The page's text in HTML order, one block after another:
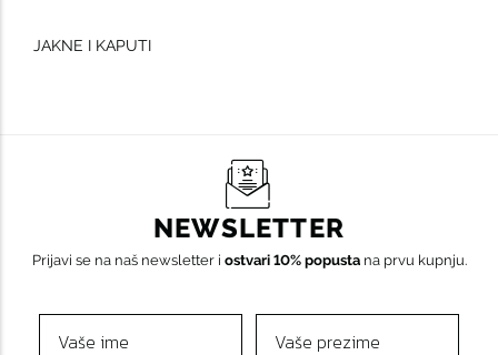
JAKNE I KAPUTI
NEWSLETTER
Prijavi se na naš newsletter i ostvari 10% popustana prvu kupnju.